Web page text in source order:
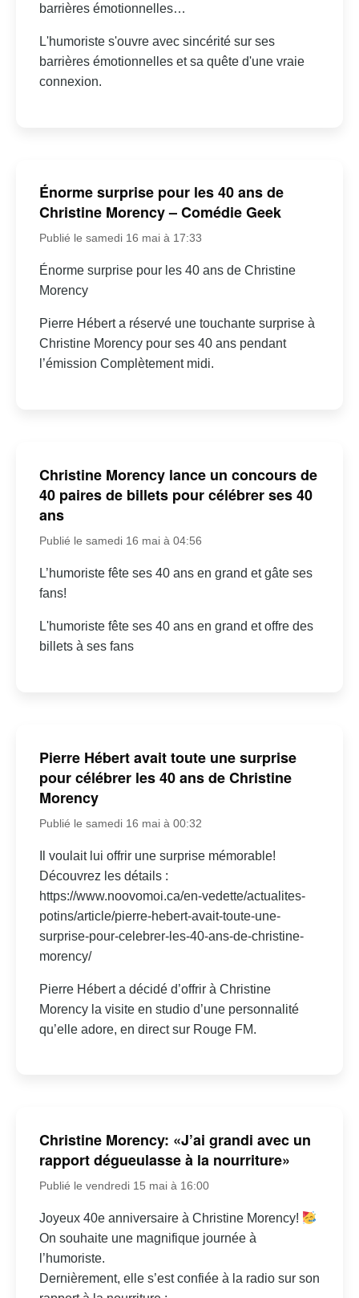
barrières émotionnelles…
L'humoriste s'ouvre avec sincérité sur ses
barrières émotionnelles et sa quête d'une vraie
connexion.
Énorme surprise pour les 40 ans de
Christine Morency – Comédie Geek
Publié le samedi 16 mai à 17:33
Énorme surprise pour les 40 ans de Christine
Morency
Pierre Hébert a réservé une touchante surprise à
Christine Morency pour ses 40 ans pendant
l’émission Complètement midi.
Christine Morency lance un concours de
40 paires de billets pour célébrer ses 40
ans
Publié le samedi 16 mai à 04:56
L’humoriste fête ses 40 ans en grand et gâte ses
fans!
L'humoriste fête ses 40 ans en grand et offre des
billets à ses fans
Pierre Hébert avait toute une surprise
pour célébrer les 40 ans de Christine
Morency
Publié le samedi 16 mai à 00:32
Il voulait lui offrir une surprise mémorable!
Découvrez les détails :
https://www.noovomoi.ca/en-vedette/actualites-
potins/article/pierre-hebert-avait-toute-une-
surprise-pour-celebrer-les-40-ans-de-christine-
morency/
Pierre Hébert a décidé d’offrir à Christine
Morency la visite en studio d’une personnalité
qu’elle adore, en direct sur Rouge FM.
Christine Morency: «J’ai grandi avec un
rapport dégueulasse à la nourriture»
Publié le vendredi 15 mai à 16:00
Joyeux 40e anniversaire à Christine Morency!
On souhaite une magnifique journée à
l’humoriste.
Dernièrement, elle s’est confiée à la radio sur son